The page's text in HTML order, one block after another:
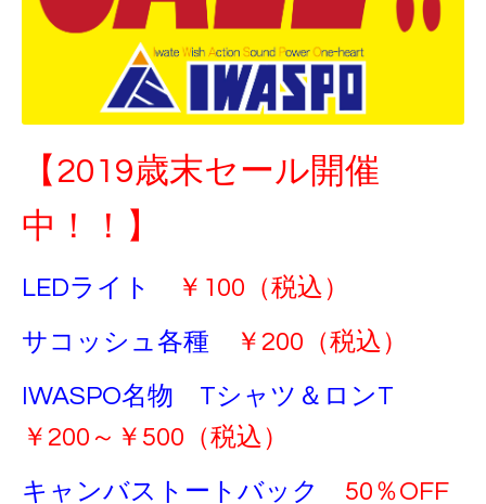
【2019歳末セール開催
中！！】
LEDライト
￥100（税込）
サコッシュ各種
￥200（税込）
IWASPO名物 Tシャツ＆ロンT
￥200～￥500（税込）
キャンバストートバック
50％OFF